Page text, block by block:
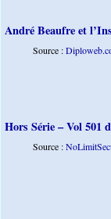
André Beaufre et
			Source :
Hors Série – Vol 501
			Source :